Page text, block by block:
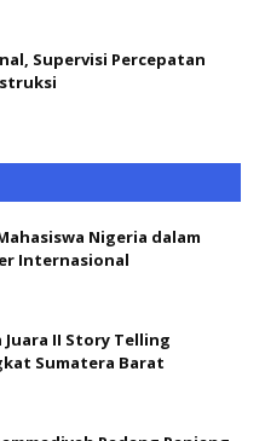
Supervisi Percepatan
Nigeria dalam
Internasional
Juara II Story Telling
Sumatera Barat